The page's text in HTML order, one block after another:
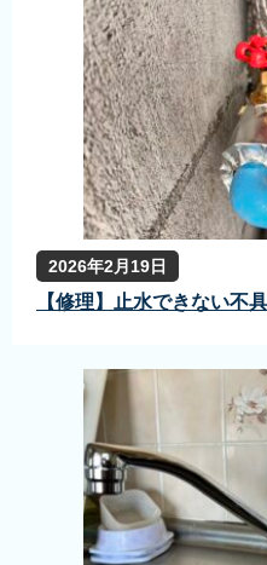
2026年2月19日
【修理】止水できない不